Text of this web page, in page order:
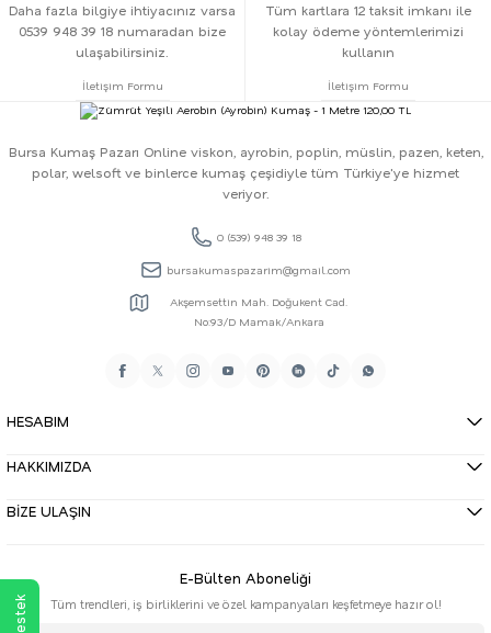
Daha fazla bilgiye ihtiyacınız varsa
0539 948 39 18 numaradan bize
ulaşabilirsiniz.
İletişim Formu
Tüm kartlara 12 taksit imkanı ile
kolay ödeme yöntemlerimizi
kullanın
İletişim Formu
Bursa Kumaş Pazarı Online viskon, ayrobin, poplin, müslin, pazen, keten,
polar, welsoft ve binlerce kumaş çeşidiyle tüm Türkiye'ye hizmet
veriyor.
0 (539) 948 39 18
bursakumaspazarim@gmail.com
Akşemsettin Mah. Doğukent Cad.
No:93/D Mamak/Ankara
HESABIM
HAKKIMIZDA
BİZE ULAŞIN
E-Bülten Aboneliği
Tüm trendleri, iş birliklerini ve özel kampanyaları keşfetmeye hazır ol!